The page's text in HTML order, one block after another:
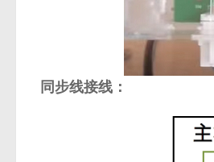
同步线接线：